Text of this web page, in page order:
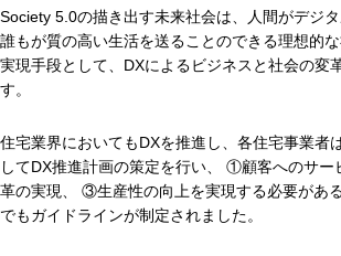
インテリア
住まいづくりガイド
分譲住宅（建売・土地）検索
土地活用実例
法人のお客さま
企業不動産活用（CRE）戦略
社宅建築
リフォームメニュー
リフォーム事例
事業用リノベーション
再開発・官民連携事業
分譲マンション開発事業
収益不動産・投資開発事業
建築再生事業
住まいるりんぐ（ロングサポート）
保証制度
アフターメンテナンス
ミサワリフォーム
企業・IR
MISAWAについて
ミサワホームグループ
展示 場・イベント情報
住まいのご相談
Society 5.0の描き出す未来社会は、人間がデジタ
誰もが質の高い生活を送ることのできる理想的
実現手段として、DXによるビジネスと社会の変
す。
住宅業界においてもDXを推進し、各住宅事業者
してDX推進計画の策定を行い、 ①顧客へのサ
革の実現、 ③生産性の向上を実現する必要があ
でもガイドラインが制定されました。